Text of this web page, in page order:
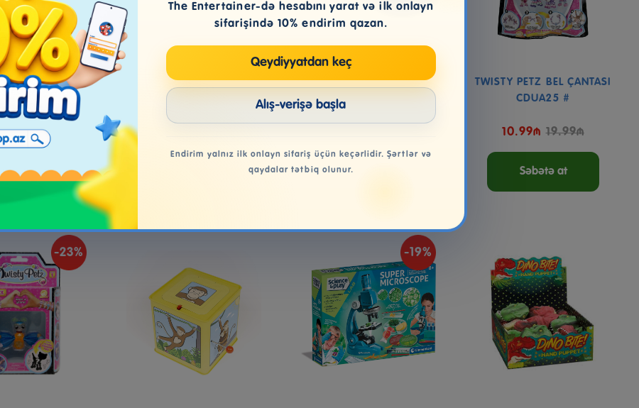
Experimake
Fun Science Kit
11.99₼
at
Imaginext Jurassic World
Baby Dinosaurs Assorted
TOPMODEL YUMŞAQ DOG
PENDANTS KITTY VƏ
Səbətə at
TWISTY PETZ BEL ÇANTASI
CDUA25 #
10.99₼ 19.99₼
Səbətə at
-23% -19%
The Entertainer-də hesabını yarat və ilk onlayn
sifarişində 10% endirim qazan.
Qeydiyyatdan keç
Alış-verişə başla
Endirim yalnız ilk onlayn sifariş üçün keçərlidir. Şərtlər və
qaydalar tətbiq olunur.